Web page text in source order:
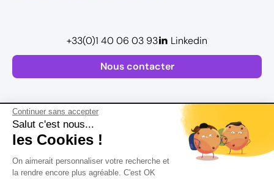
Continuer sans accepter
Salut c'est nous...
les Cookies !
On aimerait personnaliser votre recherche et
la rendre encore plus agréable. C'est OK
Nous contacter
+33(0)1 40 06 03 93 Linkedin
Plan de site
Mentions légales